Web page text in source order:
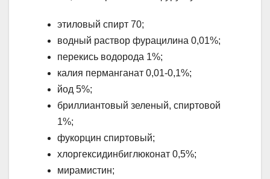
этиловый спирт 70;
водный раствор фурацилина 0,01%;
перекись водорода 1%;
калия перманганат 0,01-0,1%;
йод 5%;
бриллиантовый зеленый, спиртовой
1%;
фукорцин спиртовый;
хлоргексидинбиглюконат 0,5%;
мирамистин;